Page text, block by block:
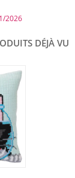
2026
DÉJÀ VU